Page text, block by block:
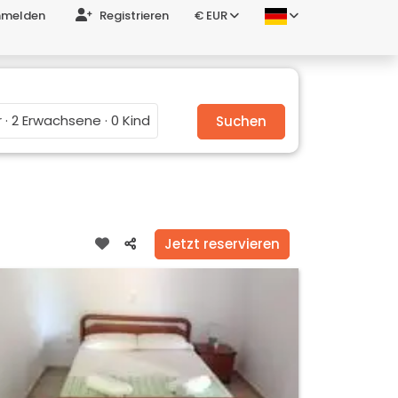
Registrieren € EUR
2 Erwachsene · 0 Kind Suchen
Jetzt reservieren